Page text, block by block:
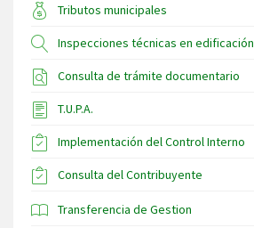
Tributos municipales
Inspecciones técnicas en edificación
Consulta de trámite documentario
T.U.P.A.
Implementación del Control Interno
Consulta del Contribuyente
Transferencia de Gestion